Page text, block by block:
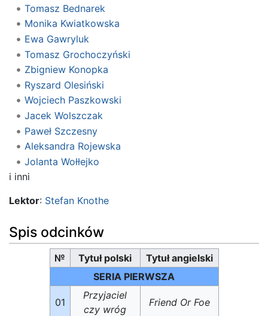
Tomasz Bednarek
Monika Kwiatkowska
Ewa Gawryluk
Tomasz Grochoczyński
Zbigniew Konopka
Ryszard Olesiński
Wojciech Paszkowski
Jacek Wolszczak
Paweł Szczesny
Aleksandra Rojewska
Jolanta Wołłejko
i inni
Lektor: Stefan Knothe
Spis odcinków
№ Tytuł polski
Tytuł angielski
SERIA PIERWSZA
01
Przyjaciel
czy wróg
Friend Or Foe